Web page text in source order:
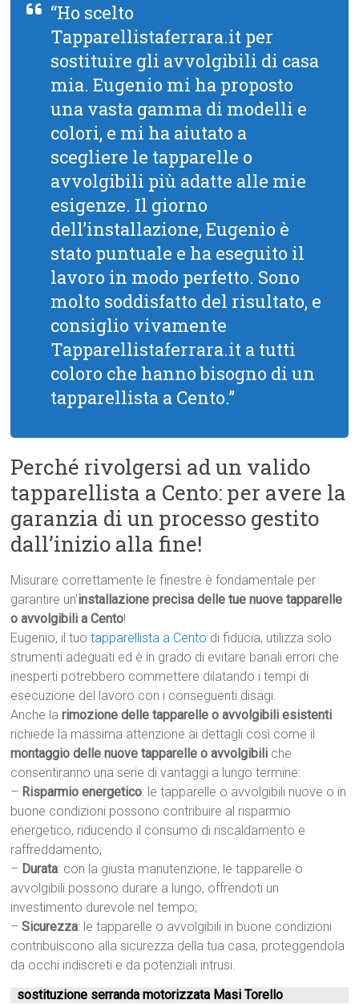
“Ho scelto
Tapparellistaferrara.it per
sostituire gli avvolgibili di casa
mia. Eugenio mi ha proposto
una vasta gamma di modelli e
colori, e mi ha aiutato a
scegliere le tapparelle o
avvolgibili più adatte alle mie
esigenze. Il giorno
dell’installazione, Eugenio è
stato puntuale e ha eseguito il
lavoro in modo perfetto. Sono
molto soddisfatto del risultato, e
consiglio vivamente
Tapparellistaferrara.it a tutti
coloro che hanno bisogno di un
tapparellista a Cento.”
Perché rivolgersi ad un valido
tapparellista a Cento: per avere la
garanzia di un processo gestito
dall’inizio alla fine!
Misurare correttamente le finestre è fondamentale per
garantire un’installazione precisa delle tue nuove tapparelle
o avvolgibili a Cento!
Eugenio, il tuotapparellista a Cento di fiducia, utilizza solo
strumenti adeguati ed è in grado di evitare banali errori che
inesperti potrebbero commettere dilatando i tempi di
esecuzione del lavoro con i conseguenti disagi.
Anche larimozione delle tapparelle o avvolgibili esistenti
richiede la massima attenzione ai dettagli così come il
montaggio delle nuove tapparelle o avvolgibili che
consentiranno una serie di vantaggi a lungo termine:
– Risparmio energetico: le tapparelle o avvolgibili nuove o in
buone condizioni possono contribuire al risparmio
energetico, riducendo il consumo di riscaldamento e
raffreddamento;
– Durata: con la giusta manutenzione, le tapparelle o
avvolgibili possono durare a lungo, offrendoti un
investimento durevole nel tempo;
–Sicurezza: le tapparelle o avvolgibili in buone condizioni
contribuiscono alla sicurezza della tua casa, proteggendola
da occhi indiscreti e da potenziali intrusi.
sostituzione serranda motorizzata Masi Torello